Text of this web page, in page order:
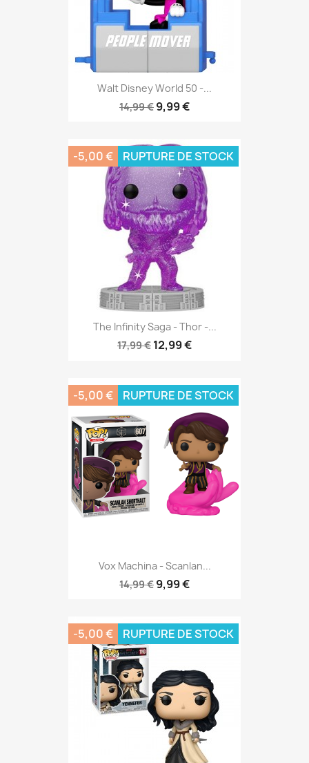
Walt Disney World 50 -...
14,99 € 9,99 €
The Infinity Saga - Thor -...
17,99 € 12,99 €
-5,00 € RUPTURE DE STOCK
Vox Machina - Scanlan...
14,99 € 9,99 €
-5,00 € RUPTURE DE STOCK
-5,00 € RUPTURE DE STOCK